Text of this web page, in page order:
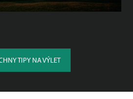
TIPY NA VÝLET